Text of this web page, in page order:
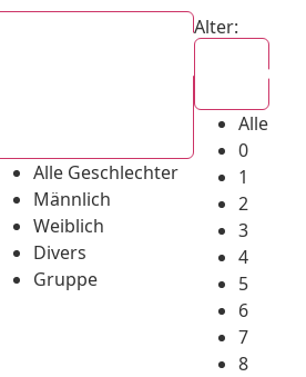
Alle Geschlechter
Männlich
Weiblich
Divers
Gruppe
Alter:
Alle
0
1
2
3
4
5
6
7
8